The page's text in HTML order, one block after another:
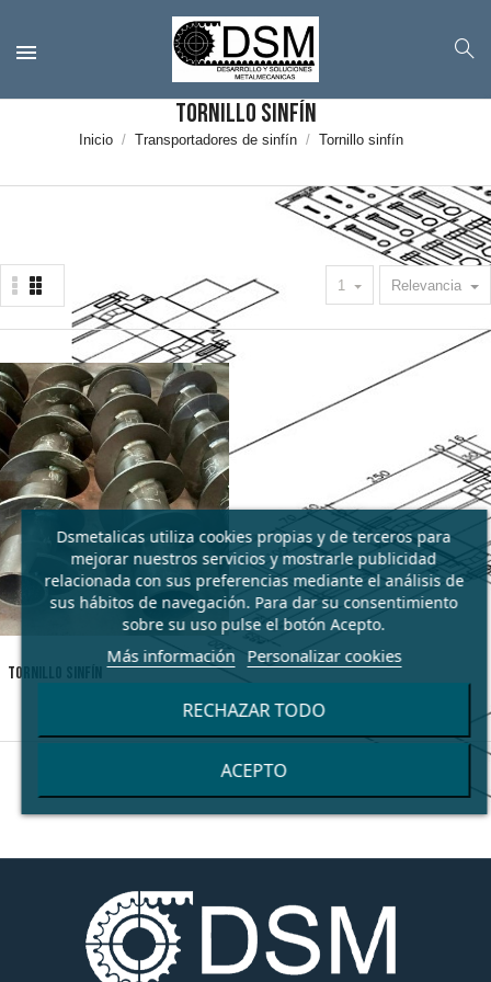
Tornillo sinfín
Inicio Transportadores de sinfín Tornillo sinfín
1 Relevancia
TORNILLO SINFÍN
Dsmetalicas utiliza cookies propias y de terceros para
mejorar nuestros servicios y mostrarle publicidad
relacionada con sus preferencias mediante el análisis de
sus hábitos de navegación. Para dar su consentimiento
sobre su uso pulse el botón Acepto.
Más información Personalizar cookies
RECHAZAR TODO
ACEPTO